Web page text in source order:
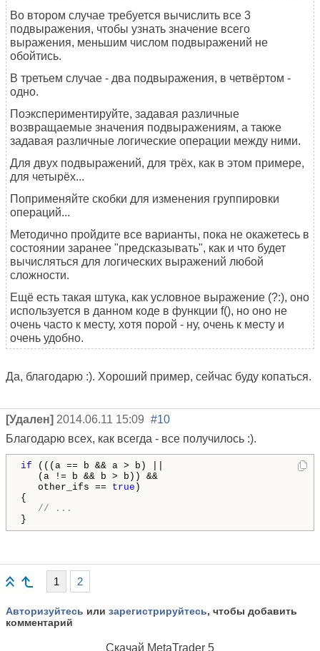
Во втором случае требуется вычислить все 3
подвыражения, чтобы узнать значение всего
выражения, меньшим числом подвыражений не
обойтись.
В третьем случае - два подвыражения, в четвёртом -
одно.
Поэкспериментируйте, задавая различные
возвращаемые значения подвыражениям, а также
задавая различные логические операции между ними.
Для двух подвыражений, для трёх, как в этом примере,
для четырёх...
Поприменяйте скобки для изменения группировки
операций...
Методично пройдите все варианты, пока не окажетесь в
состоянии заранее "предсказывать", как и что будет
вычисляться для логических выражений любой
сложности.
Ещё есть такая штука, как условное выражение (?:), оно
используется в данном коде в функции f(), но оно не
очень часто к месту, хотя порой - ну, очень к месту и
очень удобно.
Да, благодарю :). Хороший пример, сейчас буду копаться.
[Удален] 2014.06.11 15:09 #10
Благодарю всех, как всегда - все получилось :).
if (((a == b && a > b) ||
(a != b && b > b)) &&
other_ifs == true )
{
// ...
}
1 2
Авторизуйтесь или зарегистрируйтесь, чтобы добавить
комментарий
Скачай MetaTrader 5